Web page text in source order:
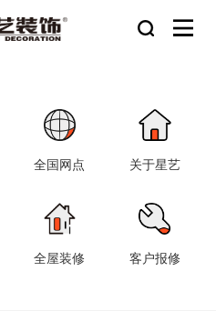
全国网点 关于星艺
全屋装修 客户报修